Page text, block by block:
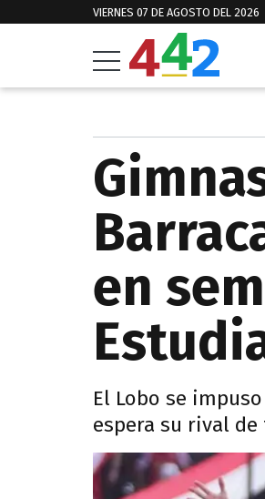
VIERNES 07 DE AGOSTO DEL 2026
en
El Lobo se
espera su rival